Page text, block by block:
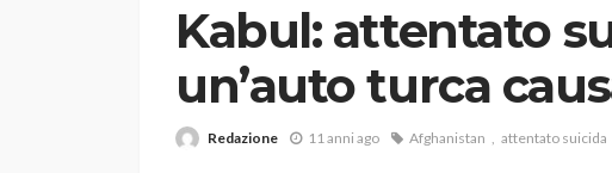
Kabul: attentato
un’auto turca
Redazione 11 anni ago Afghanistan attentato suicida